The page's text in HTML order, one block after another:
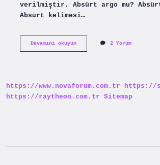
verilmiştir. Absürt argo mu?
Absürt kelimesi…
Devamını okuyunAbsurd
2 Yorum
https://www.novaforum.com.tr
https://
https://raytheon.com.tr Sitemap